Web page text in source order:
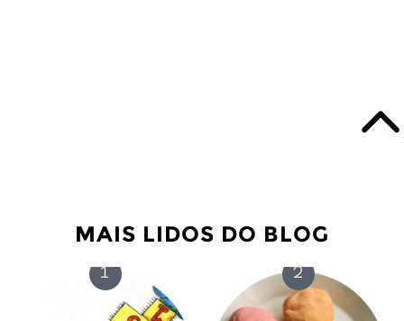
MAIS LIDOS DO BLOG